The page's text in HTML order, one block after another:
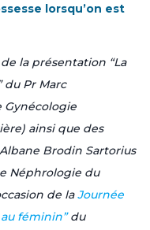
lorsqu’on est
la présentation “La
du Pr Marc
Gynécologie
ainsi que des
Brodin Sartorius
Néphrologie du
de laJournée
féminin”du